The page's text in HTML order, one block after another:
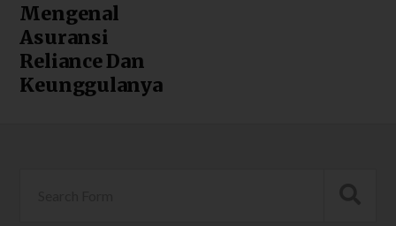
Mengenal
Asuransi
Reliance Dan
Keunggulanya